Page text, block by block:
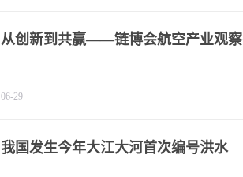
从创新到共赢——链博会航空产业观察
06-29
我国发生今年大江大河首次编号洪水